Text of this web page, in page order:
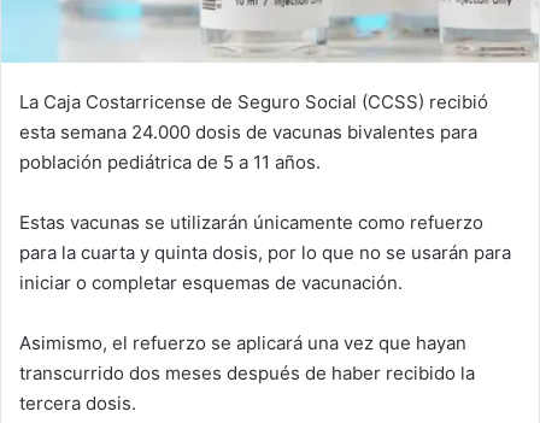
La Caja Costarricense de Seguro Social (CCSS) recibió
esta semana 24.000 dosis de vacunas bivalentes para
población pediátrica de 5 a 11 años.
Estas vacunas se utilizarán únicamente como refuerzo
para la cuarta y quinta dosis, por lo que no se usarán para
iniciar o completar esquemas de vacunación.
Asimismo, el refuerzo se aplicará una vez que hayan
transcurrido dos meses después de haber recibido la
tercera dosis.